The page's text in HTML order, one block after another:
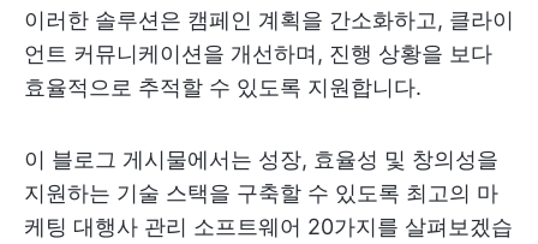
이러한 솔루션은 캠페인 계획을 간소화하고, 클라이
언트 커뮤니케이션을 개선하며, 진행 상황을 보다
효율적으로 추적할 수 있도록 지원합니다.
이 블로그 게시물에서는 성장, 효율성 및 창의성을
지원하는 기술 스택을 구축할 수 있도록 최고의 마
케팅 대행사 관리 소프트웨어 20가지를 살펴보겠습